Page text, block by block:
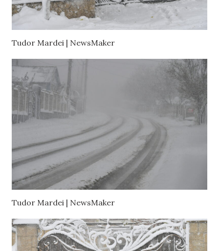
Tudor Mardei | NewsMaker
Tudor Mardei | NewsMaker